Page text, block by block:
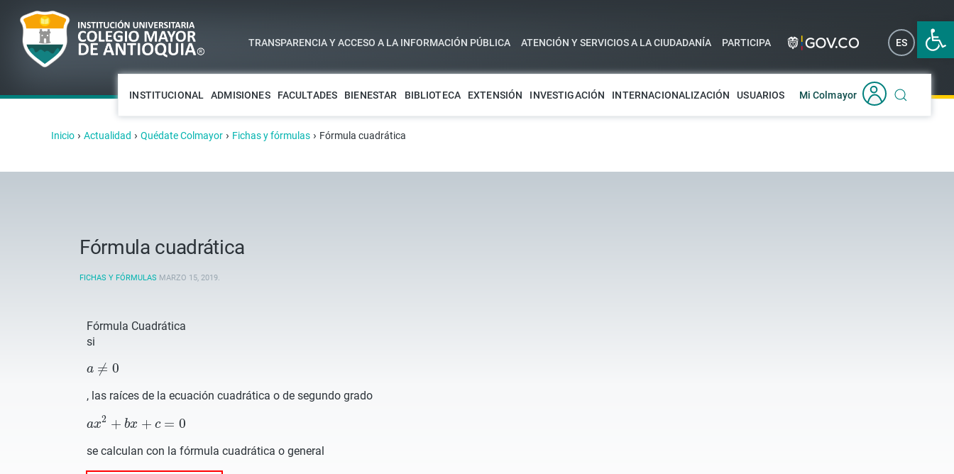
Abrir
TRANSPARENCIA Y ACCESO A LA INFORMACIÓN PÚBLICA ATENCIÓN Y SERVICIOS A LA CIUDADANÍA PARTICIPA ES EN
INSTITUCIONAL ADMISIONES FACULTADES BIENESTAR BIBLIOTECA EXTENSIÓN INVESTIGACIÓN INTERNACIONALIZACIÓN USUARIOS Mi Colmayor
Inicio › Actualidad › Quédate Colmayor › Fichas y fórmulas › Fórmula cuadrática
Fórmula cuadrática
FICHAS Y FÓRMULAS MARZO 15, 2019.
Fórmula Cuadrática
si
a ≠ 0
a≠0
, las raíces de la ecuación cuadrática o de segundo grado
ax2 + bx + c = 0
ax2 +bx+c =0
se calculan con la fórmula cuadrática o general